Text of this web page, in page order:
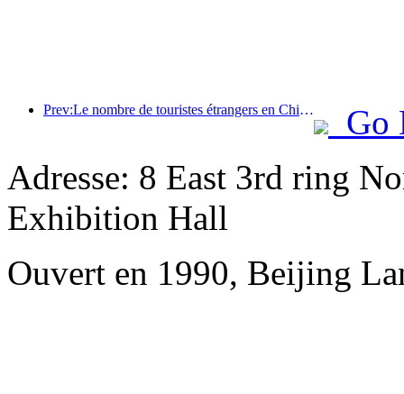
Prev:Le nombre de touristes étrangers en Chine a augmenté de 40 % au premier trimestre
Go
Adresse: 8 East 3rd ring
Exhibition Hall
Ouvert en 1990, Beijing